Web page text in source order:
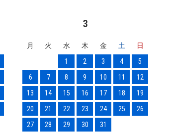
3
月 火 水 木 金 土
日
1
2 3 4
5
6
7 8 9 10 11
12
13
14 15 16 17 18
19
20
21 22 23 24 25
26
27
28 29 30 31